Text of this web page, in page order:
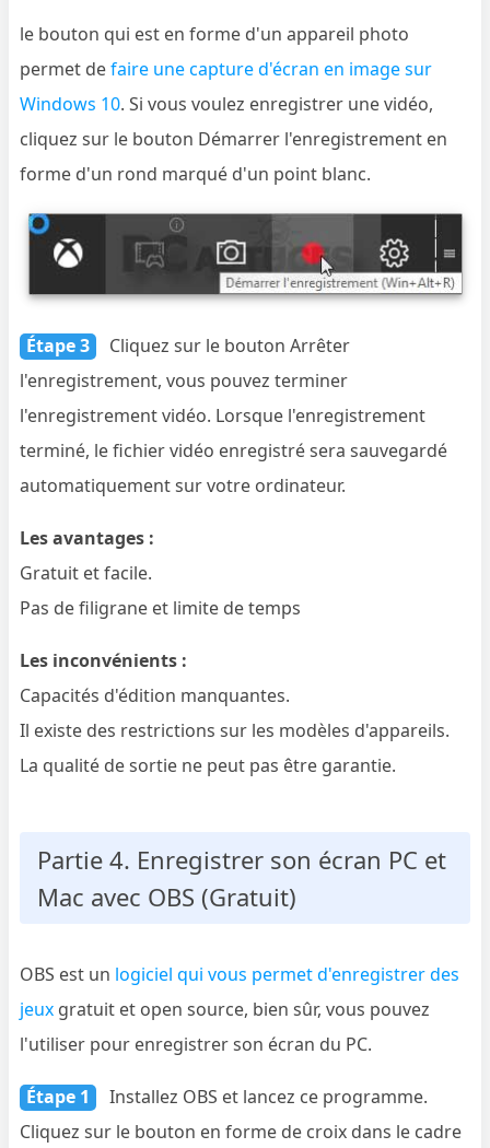
le bouton qui est en forme d'un appareil photo
permet defaire une capture d'écran en image sur
Windows 10. Si vous voulez enregistrer une vidéo,
cliquez sur le bouton Démarrer l'enregistrement en
forme d'un rond marqué d'un point blanc.
Étape 3
Cliquez sur le bouton Arrêter
l'enregistrement, vous pouvez terminer
l'enregistrement vidéo. Lorsque l'enregistrement
terminé, le fichier vidéo enregistré sera sauvegardé
automatiquement sur votre ordinateur.
Les avantages :
Gratuit et facile.
Pas de filigrane et limite de temps
Les inconvénients :
Capacités d'édition manquantes.
Il existe des restrictions sur les modèles d'appareils.
La qualité de sortie ne peut pas être garantie.
Partie 4. Enregistrer son écran PC et
Mac avec OBS (Gratuit)
OBS est un logiciel qui vous permet d'enregistrer des
jeux gratuit et open source, bien sûr, vous pouvez
l'utiliser pour enregistrer son écran du PC.
Étape 1
Installez OBS et lancez ce programme.
Cliquez sur le bouton en forme de croix dans le cadre